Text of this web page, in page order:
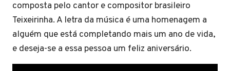
composta pelo cantor e compositor brasileiro
Teixeirinha. A letra da música é uma homenagem a
alguém que está completando mais um ano de vida,
e deseja-se a essa pessoa um feliz aniversário.